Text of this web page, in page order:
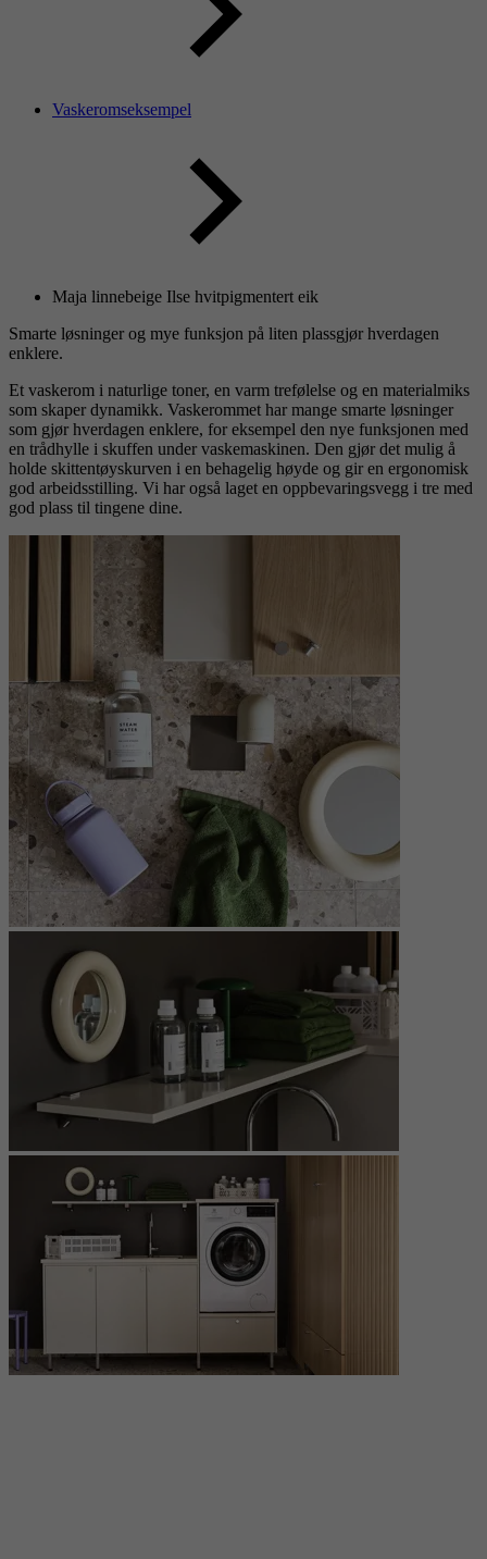
Vaskeromseksempel
Maja linnebeige Ilse hvitpigmentert eik
Smarte løsninger og mye funksjon på liten plassgjør hverdagen
enklere.
Et vaskerom i naturlige toner, en varm trefølelse og en materialmiks
som skaper dynamikk. Vaskerommet har mange smarte løsninger
som gjør hverdagen enklere, for eksempel den nye funksjonen med
en trådhylle i skuffen under vaskemaskinen. Den gjør det mulig å
holde skittentøyskurven i en behagelig høyde og gir en ergonomisk
god arbeidsstilling. Vi har også laget en oppbevaringsvegg i tre med
god plass til tingene dine.